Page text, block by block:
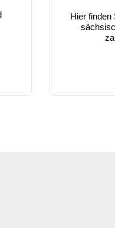
Hier finden